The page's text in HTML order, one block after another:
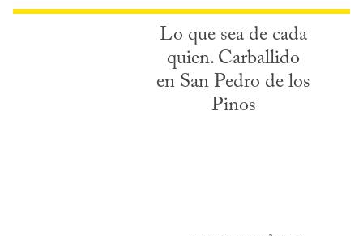
Lo que sea de cada
quien. Carballido
en San Pedro de los
Pinos